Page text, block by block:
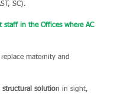
SC).
staff in the Offices where AC
maternity and
structural solution in sight,